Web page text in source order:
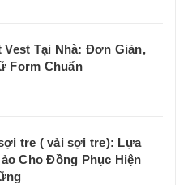
Vest Tại Nhà: Đơn Giản,
Form Chuẩn
tre ( vải sợi tre): Lựa
Cho Đồng Phục Hiện